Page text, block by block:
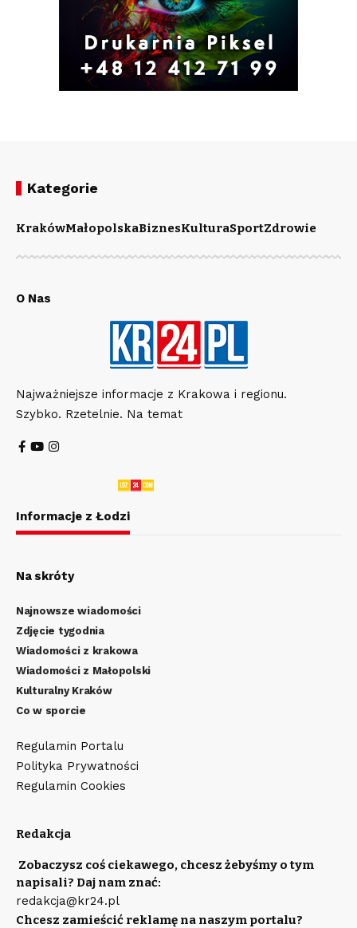
Kategorie
KrakówMałopolskaBiznesKulturaSportZdrowie
O Nas
Najważniejsze informacje z Krakowa i regionu.
Szybko. Rzetelnie. Na temat
Informacje z Łodzi
Na skróty
Najnowsze wiadomości
Zdjęcie tygodnia
Wiadomości z krakowa
Wiadomości z Małopolski
Kulturalny Kraków
Co w sporcie
Regulamin Portalu
Polityka Prywatności
Regulamin Cookies
Redakcja
Zobaczysz coś ciekawego, chcesz żebyśmy o tym
napisali? Daj nam znać:
redakcja@kr24.pl
Chcesz zamieścić reklamę na naszym portalu?